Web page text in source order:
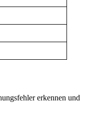
erkennen und